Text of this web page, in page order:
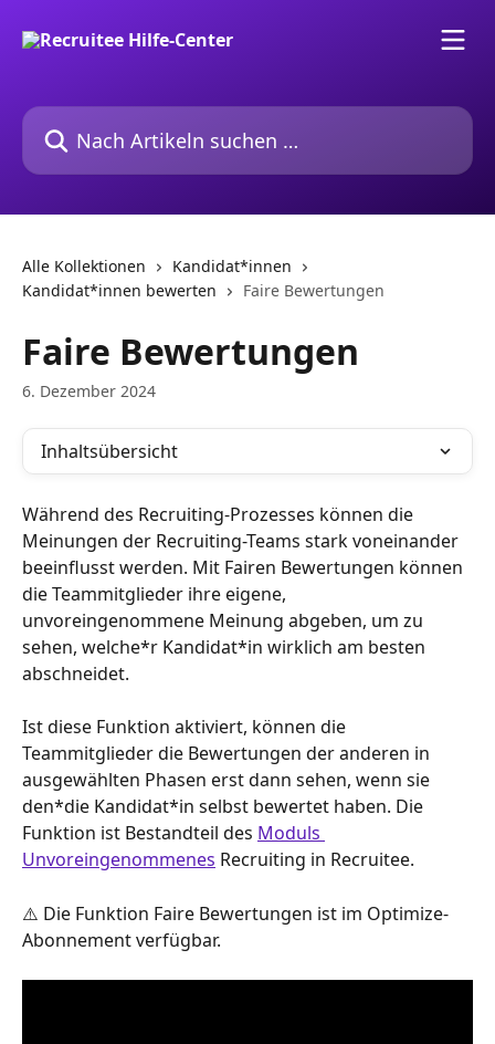
Nach Artikeln suchen …
Alle Kollektionen
Kandidat*innen
Kandidat*innen bewerten
Faire Bewertungen
Faire Bewertungen
6. Dezember 2024
Inhaltsübersicht
Während des Recruiting-Prozesses können die
Meinungen der Recruiting-Teams stark voneinander
beeinflusst werden. Mit Fairen Bewertungen können
die Teammitglieder ihre eigene,
unvoreingenommene Meinung abgeben, um zu
sehen, welche*r Kandidat*in wirklich am besten
abschneidet.
Ist diese Funktion aktiviert, können die
Teammitglieder die Bewertungen der anderen in
ausgewählten Phasen erst dann sehen, wenn sie
den*die Kandidat*in selbst bewertet haben. Die
Funktion ist Bestandteil des Moduls
Unvoreingenommenes Recruiting in Recruitee.
⚠️ Die Funktion Faire Bewertungen ist im Optimize-
Abonnement verfügbar.